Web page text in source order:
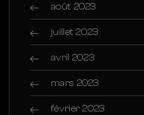
août 2023
juillet 2023
avril 2023
mars 2023
février 2023